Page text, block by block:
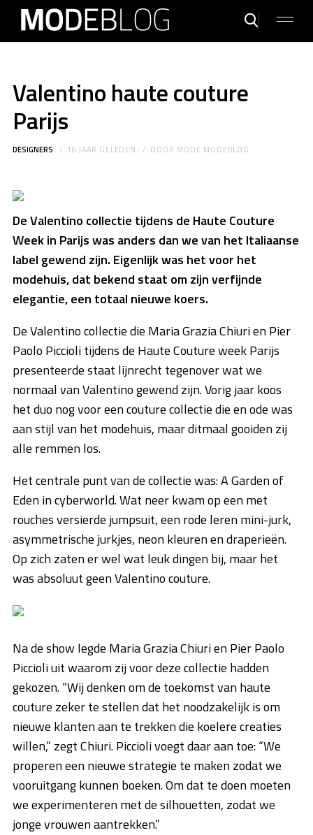
Valentino haute couture
Parijs
DESIGNERS 16 JAAR GELEDEN DOOR MODE MODEBLOG
De Valentino collectie tijdens de Haute Couture
Week in Parijs was anders dan we van het Italiaanse
label gewend zijn. Eigenlijk was het voor het
modehuis, dat bekend staat om zijn verfijnde
elegantie, een totaal nieuwe koers.
De Valentino collectie die Maria Grazia Chiuri en Pier
Paolo Piccioli tijdens de Haute Couture week Parijs
presenteerde staat lijnrecht tegenover wat we
normaal van Valentino gewend zijn. Vorig jaar koos
het duo nog voor een couture collectie die en ode was
aan stijl van het modehuis, maar ditmaal gooiden zij
alle remmen los.
Het centrale punt van de collectie was: A Garden of
Eden in cyberworld. Wat neer kwam op een met
rouches versierde jumpsuit, een rode leren mini-jurk,
asymmetrische jurkjes, neon kleuren en draperieën.
Op zich zaten er wel wat leuk dingen bij, maar het
was absoluut geen Valentino couture.
Na de show legde Maria Grazia Chiuri en Pier Paolo
Piccioli uit waarom zij voor deze collectie hadden
gekozen. “Wij denken om de toekomst van haute
couture zeker te stellen dat het noodzakelijk is om
nieuwe klanten aan te trekken die koelere creaties
willen,” zegt Chiuri. Piccioli voegt daar aan toe: “We
properen een nieuwe strategie te maken zodat we
vooruitgang kunnen boeken. Om dat te doen moeten
we experimenteren met de silhouetten, zodat we
jonge vrouwen aantrekken.”